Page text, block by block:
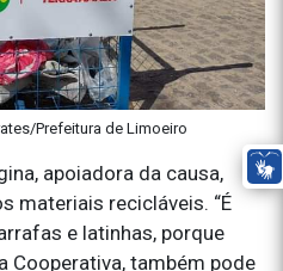
Prefeitura de Limoeiro
apoiadora da causa,
materiais recicláveis. “É
e latinhas, porque
Cooperativa, também pode